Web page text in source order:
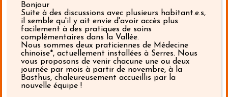
Bonjour
Suite à des discussions avec plusieurs habitant.e.s,
il semble qu'il y ait envie d'avoir accès plus
facilement à des pratiques de soins
complémentaires dans la Vallée.
Nous sommes deux praticiennes de Médecine
chinoise*, actuellement installées à Serres. Nous
vous proposons de venir chacune une ou deux
journée par mois à partir de novembre, à la
Basthus, chaleureusement accueillis par la
nouvelle équipe !